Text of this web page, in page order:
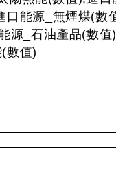
口能源_無煙煤(
源_石油產品(數
數值)